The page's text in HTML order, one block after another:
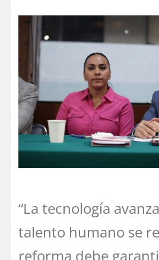
“La tecnología
talento humano se
reforma debe